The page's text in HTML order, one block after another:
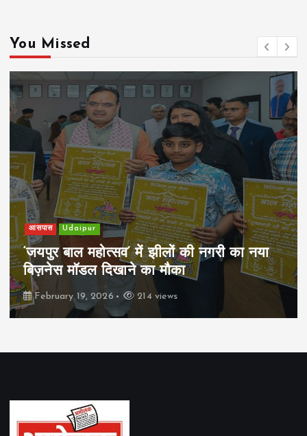
You Missed
आसपास Udaipur
‘जयपुर बाल महोत्सव’ में झीलों की नगरी का नया
बिज़नेस मॉडल दिखाने का मौका
February 19, 2026 214 views